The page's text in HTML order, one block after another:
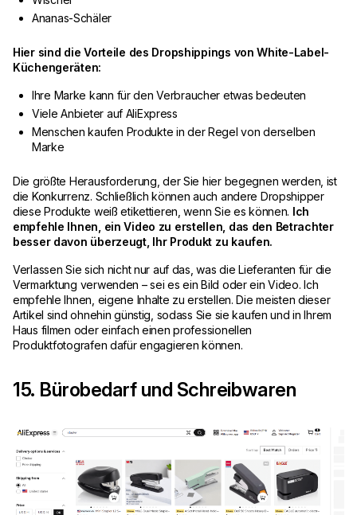
Ananas-Schäler
Hier sind die Vorteile des Dropshippings von White-Label-
Küchengeräten:
Ihre Marke kann für den Verbraucher etwas bedeuten
Viele Anbieter auf AliExpress
Menschen kaufen Produkte in der Regel von derselben
Marke
Die größte Herausforderung, der Sie hier begegnen werden, ist
die Konkurrenz. Schließlich können auch andere Dropshipper
diese Produkte weiß etikettieren, wenn Sie es können. Ich
empfehle Ihnen, ein Video zu erstellen, das den Betrachter
besser davon überzeugt, Ihr Produkt zu kaufen.
Verlassen Sie sich nicht nur auf das, was die Lieferanten für die
Vermarktung verwenden – sei es ein Bild oder ein Video. Ich
empfehle Ihnen, eigene Inhalte zu erstellen. Die meisten dieser
Artikel sind ohnehin günstig, sodass Sie sie kaufen und in Ihrem
Haus filmen oder einfach einen professionellen
Produktfotografen dafür engagieren können.
15. Bürobedarf und Schreibwaren